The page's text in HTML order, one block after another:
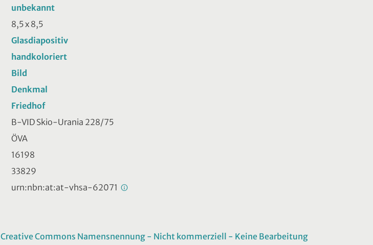
unbekannt
8,5 x 8,5
Glasdiapositiv
handkoloriert
Bild
Denkmal
Friedhof
B-VID Skio-Urania 228/75
ÖVA
16198
33829
urn:nbn:at:at-vhsa-62071
Creative Commons Namensnennung - Nicht kommerziell - Keine Bearbeitung